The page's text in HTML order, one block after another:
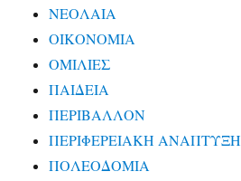
ΝΕΟΛΑΙΑ
ΟΙΚΟΝΟΜΙΑ
ΟΜΙΛΙΕΣ
ΠΑΙΔΕΙΑ
ΠΕΡΙΒΑΛΛΟΝ
ΠΕΡΙΦΕΡΕΙΑΚΗ ΑΝΑΠΤΥΞΗ
ΠΟΛΕΟΔΟΜΙΑ